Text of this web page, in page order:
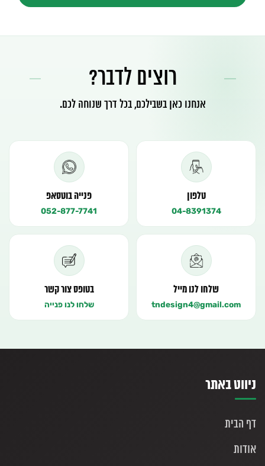
רוצים לדבר?
אנחנו כאן בשבילכם, בכל דרך שנוחה לכם.
טלפון
04-8391374
פנייה בוטסאפ
052-877-7741
שלחו לנו מייל
tndesign4@gmail.com
בטופס צור קשר
שלחו לנו פנייה
ניווט באתר
דף הבית
אודות